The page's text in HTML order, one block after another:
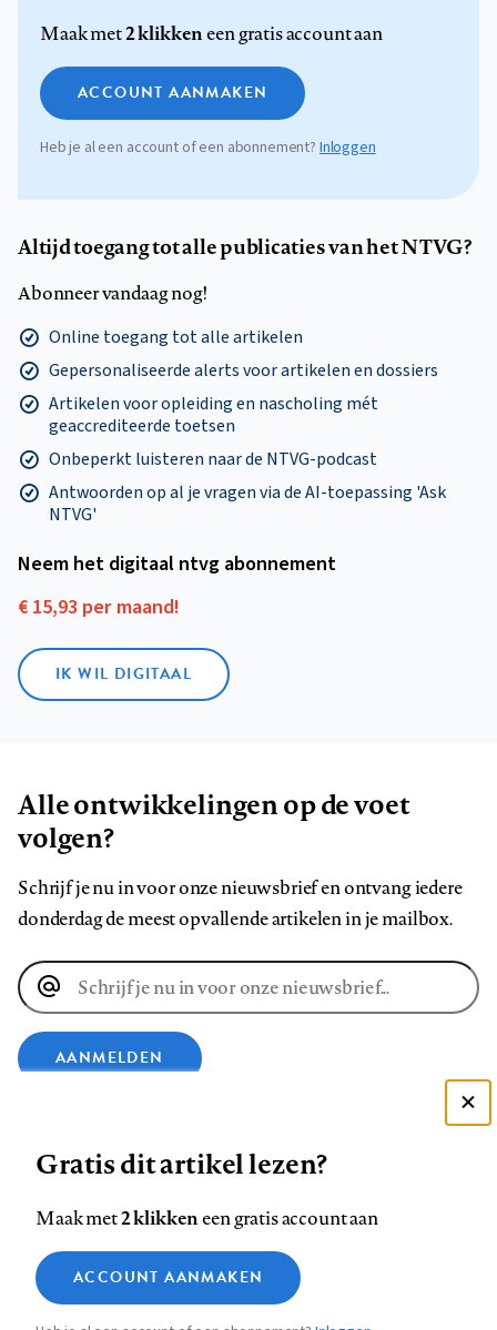
Maak met2 klikkeneen gratis account aan
ACCOUNT AANMAKEN
Heb je al een account of een abonnement?Inloggen
Altijd toegang tot alle publicaties van het NTVG?
Abonneer vandaag nog!
Online toegang tot alle artikelen
Gepersonaliseerde alerts voor artikelen en dossiers
Artikelen voor opleiding en nascholing mét
geaccrediteerde toetsen
Onbeperkt luisteren naar de NTVG-podcast
Antwoorden op al je vragen via de AI-toepassing 'Ask
NTVG'
Neem het digitaal ntvg abonnement
€ 15,93 per maand!
IK WIL DIGITAAL
Alle ontwikkelingen op de voet
volgen?
Schrijf je nu in voor onze nieuwsbrief en ontvang iedere
donderdag de meest opvallende artikelen in je mailbox.
E-
mailadres
AANMELDEN
op
Facebook
op
LinkedIn
op
Bluesky
ons
op
InstagramYouTube
Footer
Contact Colofon Disclaimer Privacy
Medische vragen verdienen
betrouwbare antwoorden
Zie onze cookie policy
Analytische cookies
Gratis dit artikel lezen?
Maak met2 klikkeneen gratis account aan
ACCOUNT AANMAKEN